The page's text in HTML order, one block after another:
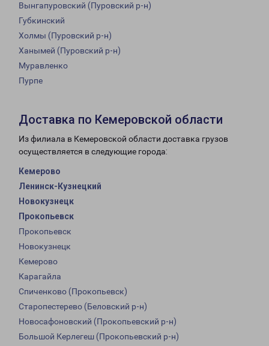
Вынгапуровский (Пуровский р-н)
Губкинский
Холмы (Пуровский р-н)
Ханымей (Пуровский р-н)
Муравленко
Пурпе
Доставка по Кемеровской области
Из филиала в Кемеровской области доставка грузов
осуществляется в следующие города:
Кемерово
Ленинск-Кузнецкий
Новокузнецк
Прокопьевск
Прокопьевск
Новокузнецк
Кемерово
Карагайла
Спиченково (Прокопьевск)
Старопестерево (Беловский р-н)
Новосафоновский (Прокопьевский р-н)
Большой Керлегеш (Прокопьевский р-н)